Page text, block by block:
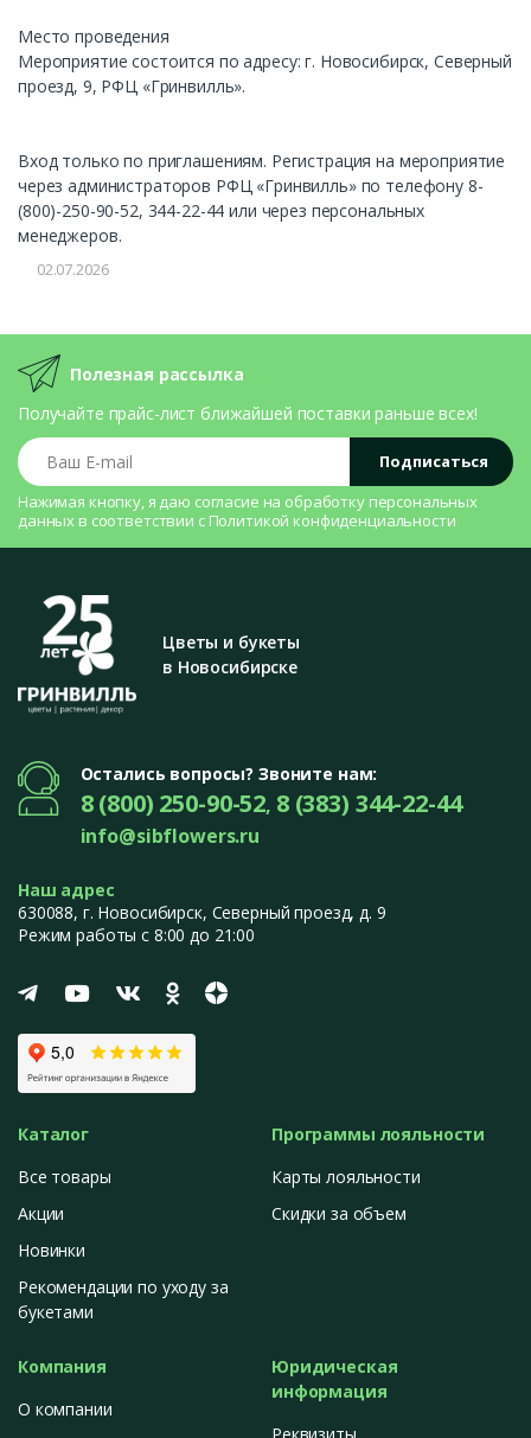
Место проведения
Мероприятие состоится по адресу: г. Новосибирск, Северный
проезд, 9, РФЦ «Гринвилль».
Вход только по приглашениям. Регистрация на мероприятие
через администраторов РФЦ «Гринвилль» по телефону 8-
(800)-250-90-52, 344-22-44 или через персональных
менеджеров.
02.07.2026
Полезная рассылка
Получайте прайс-лист ближайшей поставки раньше всех!
Ваш E-mail
Подписаться
Нажимая кнопку, я даю согласие на обработку персональных
данных в соответствии с Политикой конфиденциальности
Цветы и букеты
в Новосибирске
Остались вопросы? Звоните нам:
8 (800) 250-90-52, 8 (383) 344-22-44
info@sibflowers.ru
Наш адрес
630088, г. Новосибирск, Северный проезд, д. 9
Режим работы с 8:00 до 21:00
Каталог
Все товары
Акции
Новинки
Рекомендации по уходу за
букетами
Программы лояльности
Карты лояльности
Скидки за объем
Компания
О компании
Юридическая
информация